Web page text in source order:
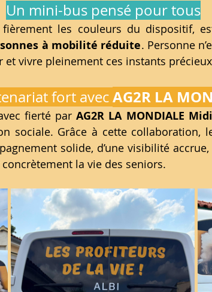
Un mini-bus pensé pour tous
les couleurs du dispositif,
à mobilité réduite. Personne
et vivre pleinement ces instants
fort avec AG2R LA
fierté par AG2R LA MONDIALE
sociale. Grâce à cette collaboration,
solide, d’une visibilité
la vie des seniors.